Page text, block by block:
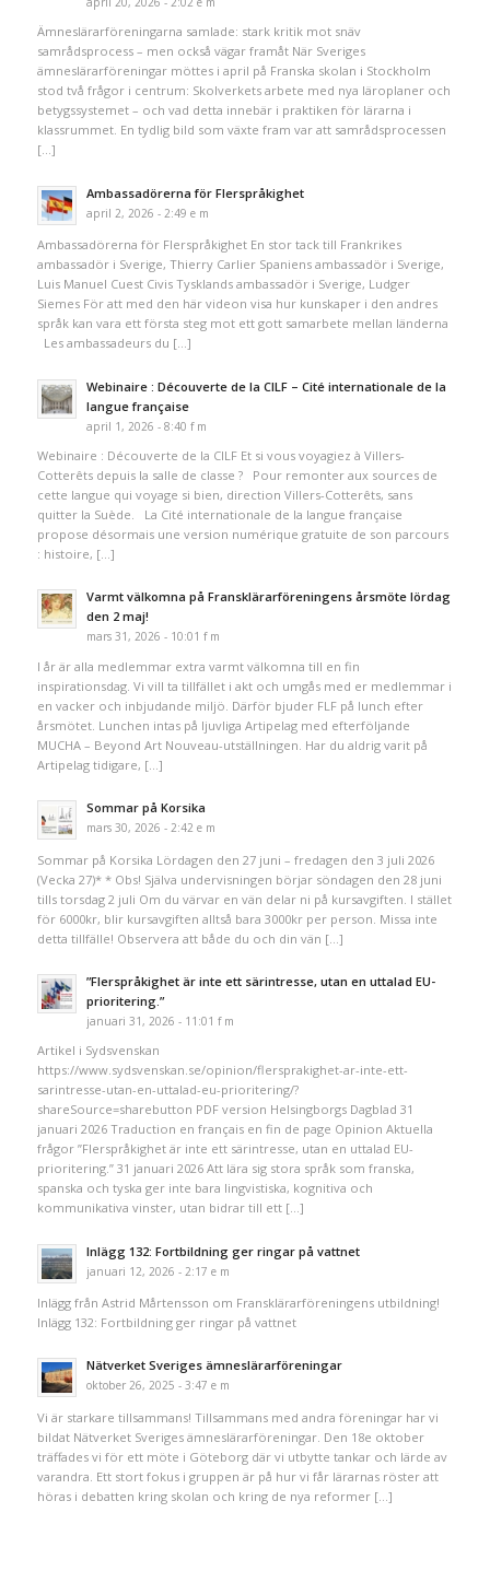
Ämneslärarföreningarna samlade: stark kritik mot snäv
samrådsprocess – men också vägar framåt När Sveriges
ämneslärarföreningar möttes i april på Franska skolan i Stockholm
stod två frågor i centrum: Skolverkets arbete med nya läroplaner och
betygssystemet – och vad detta innebär i praktiken för lärarna i
klassrummet. En tydlig bild som växte fram var att samrådsprocessen
[…]
Ambassadörerna för Flerspråkighet
april 2, 2026 - 2:49 e m
Ambassadörerna för Flerspråkighet En stor tack till Frankrikes
ambassadör i Sverige, Thierry Carlier Spaniens ambassadör i Sverige,
Luis Manuel Cuest Civis Tysklands ambassadör i Sverige, Ludger
Siemes För att med den här videon visa hur kunskaper i den andres
språk kan vara ett första steg mot ett gott samarbete mellan länderna
Les ambassadeurs du […]
Webinaire : Découverte de la CILF – Cité internationale de la
langue française
april 1, 2026 - 8:40 f m
Webinaire : Découverte de la CILF Et si vous voyagiez à Villers-
Cotterêts depuis la salle de classe ? Pour remonter aux sources de
cette langue qui voyage si bien, direction Villers-Cotterêts, sans
quitter la Suède. La Cité internationale de la langue française
propose désormais une version numérique gratuite de son parcours
: histoire, […]
Varmt välkomna på Fransklärarföreningens årsmöte lördag
den 2 maj!
mars 31, 2026 - 10:01 f m
I år är alla medlemmar extra varmt välkomna till en fin
inspirationsdag. Vi vill ta tillfället i akt och umgås med er medlemmar i
en vacker och inbjudande miljö. Därför bjuder FLF på lunch efter
årsmötet. Lunchen intas på ljuvliga Artipelag med efterföljande
MUCHA – Beyond Art Nouveau-utställningen. Har du aldrig varit på
Artipelag tidigare, […]
Sommar på Korsika
mars 30, 2026 - 2:42 e m
Sommar på Korsika Lördagen den 27 juni – fredagen den 3 juli 2026
(Vecka 27)* * Obs! Själva undervisningen börjar söndagen den 28 juni
tills torsdag 2 juli Om du värvar en vän delar ni på kursavgiften. I stället
för 6000kr, blir kursavgiften alltså bara 3000kr per person. Missa inte
detta tillfälle! Observera att både du och din vän […]
”Flerspråkighet är inte ett särintresse, utan en uttalad EU-
prioritering.”
januari 31, 2026 - 11:01 f m
Artikel i Sydsvenskan
https://www.sydsvenskan.se/opinion/flersprakighet-ar-inte-ett-
sarintresse-utan-en-uttalad-eu-prioritering/?
shareSource=sharebutton PDF version Helsingborgs Dagblad 31
januari 2026 Traduction en français en fin de page Opinion Aktuella
frågor ”Flerspråkighet är inte ett särintresse, utan en uttalad EU-
prioritering.” 31 januari 2026 Att lära sig stora språk som franska,
spanska och tyska ger inte bara lingvistiska, kognitiva och
kommunikativa vinster, utan bidrar till ett […]
Inlägg 132: Fortbildning ger ringar på vattnet
januari 12, 2026 - 2:17 e m
Inlägg från Astrid Mårtensson om Fransklärarföreningens utbildning!
Inlägg 132: Fortbildning ger ringar på vattnet
Nätverket Sveriges ämneslärarföreningar
oktober 26, 2025 - 3:47 e m
Vi är starkare tillsammans! Tillsammans med andra föreningar har vi
bildat Nätverket Sveriges ämneslärarföreningar. Den 18e oktober
träffades vi för ett möte i Göteborg där vi utbytte tankar och lärde av
varandra. Ett stort fokus i gruppen är på hur vi får lärarnas röster att
höras i debatten kring skolan och kring de nya reformer […]